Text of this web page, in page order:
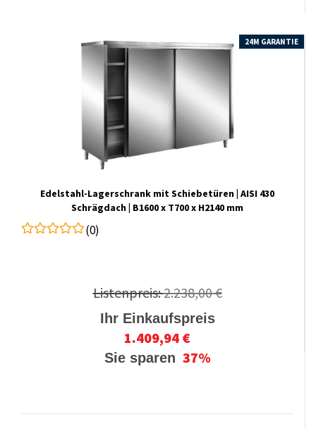
24M GARANTIE
Edelstahl-​​Lagerschrank mit Schiebetüren | AISI 430
Schrägdach | B1600 x T700 x H2140 mm
(0)
Listenpreis:2.238,00 €
Ihr Einkaufspreis
1.409,94 €
Sie sparen 37%